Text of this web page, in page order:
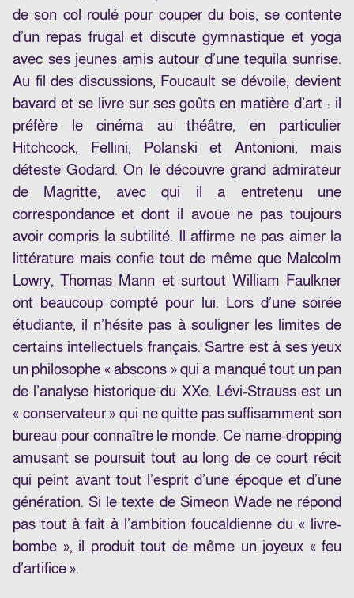
de son col roulé pour couper du bois, se contente
d’un repas frugal et discute gymnastique et yoga
avec ses jeunes amis autour d’une tequila sunrise.
Au fil des discussions, Foucault se dévoile, devient
bavard et se livre sur ses goûts en matière d’art : il
préfère le cinéma au théâtre, en particulier
Hitchcock, Fellini, Polanski et Antonioni, mais
déteste Godard. On le découvre grand admirateur
de Magritte, avec qui il a entretenu une
correspondance et dont il avoue ne pas toujours
avoir compris la subtilité. Il affirme ne pas aimer la
littérature mais confie tout de même que Malcolm
Lowry, Thomas Mann et surtout William Faulkner
ont beaucoup compté pour lui. Lors d’une soirée
étudiante, il n’hésite pas à souligner les limites de
certains intellectuels français. Sartre est à ses yeux
un philosophe « abscons » qui a manqué tout un pan
de l’analyse historique du XXe. Lévi-Strauss est un
« conservateur » qui ne quitte pas suffisamment son
bureau pour connaître le monde. Ce name-dropping
amusant se poursuit tout au long de ce court récit
qui peint avant tout l’esprit d’une époque et d’une
génération. Si le texte de Simeon Wade ne répond
pas tout à fait à l’ambition foucaldienne du « livre-
bombe », il produit tout de même un joyeux « feu
d’artifice ».